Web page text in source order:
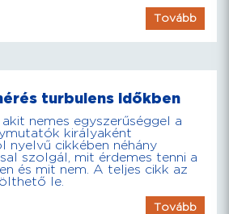
Tovább
turbulens időkben
nemes egyszerűséggel a
királyaként
nyelvű cikkében néhány
szolgál, mit érdemes tenni a
és mit nem. A teljes cikk az
le.
Tovább